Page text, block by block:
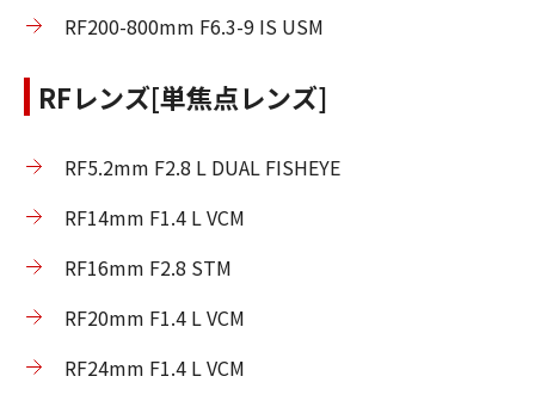
RF200-800mm F6.3-9 IS USM
RFレンズ[単焦点レンズ]
RF5.2mm F2.8 L DUAL FISHEYE
RF14mm F1.4 L VCM
RF16mm F2.8 STM
RF20mm F1.4 L VCM
RF24mm F1.4 L VCM